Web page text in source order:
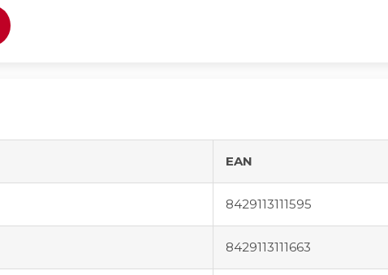
EAN
8429113111595
8429113111663